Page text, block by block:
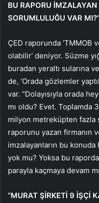
BU RAPORU İMZALAYAN
SORUMLULUĞU VAR
ÇED raporunda ‘TMMOB
olabilir’ deniyor. Süzme
buradan yeraltı sularına
de, ‘Orada gözlemler
var. “Dolayısıyla orada
mı oldu? Evet. Toplamda
milyon metreküpten fazla
raporunu yazan firmanın
imzalayanların bu
yok mu? Yoksa bu
parayla kaçmaya devam
“MURAT ŞİRKETİ 9 İŞÇİ